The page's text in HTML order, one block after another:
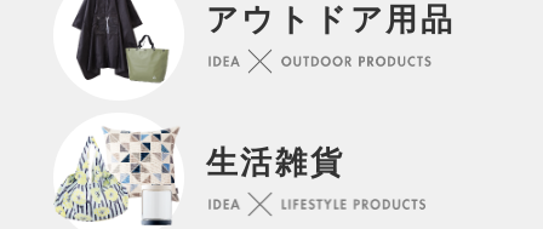
アウトドア用品
生活雑貨